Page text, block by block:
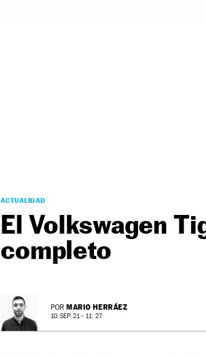
ACTUALIDAD
El Volkswagen
completo
POR MARIO HERRÁEZ
10 SEP 21 - 11: 27